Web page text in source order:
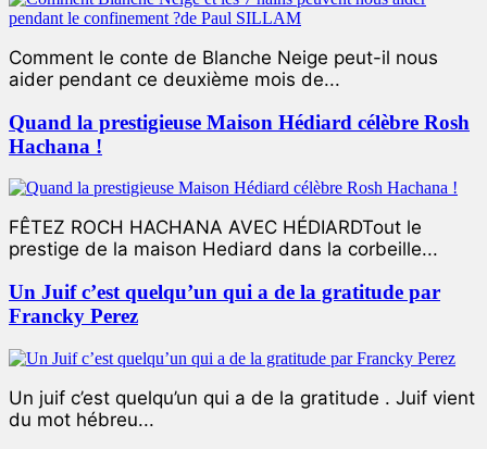
Comment le conte de Blanche Neige peut-il nous
aider pendant ce deuxième mois de...
Quand la prestigieuse Maison Hédiard célèbre Rosh
Hachana !
FÊTEZ ROCH HACHANA AVEC HÉDIARDTout le
prestige de la maison Hediard dans la corbeille...
Un Juif c’est quelqu’un qui a de la gratitude par
Francky Perez
Un juif c’est quelqu’un qui a de la gratitude . Juif vient
du mot hébreu...